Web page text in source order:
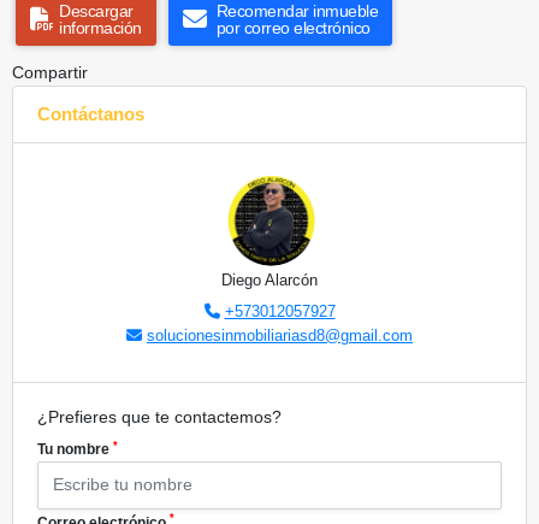
Descargar
información
Recomendar inmueble
por correo electrónico
Compartir
Contáctanos
Diego Alarcón
+573012057927
solucionesinmobiliariasd8@gmail.com
¿Prefieres que te contactemos?
Tu nombre *
*